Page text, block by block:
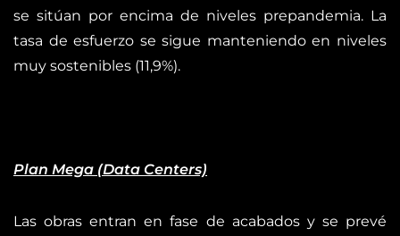
se sitúan por encima de niveles prepandemia. La
tasa de esfuerzo se sigue manteniendo en niveles
muy sostenibles (11,9%).
Plan Mega (Data Centers)
Las obras entran en fase de acabados y se prevé